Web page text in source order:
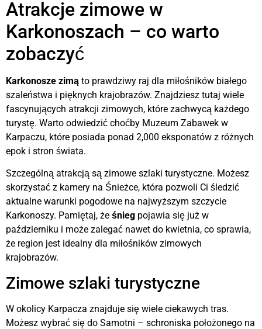
Atrakcje zimowe w
Karkonoszach – co warto
zobaczyć
Karkonosze zimą to prawdziwy raj dla miłośników białego
szaleństwa i pięknych krajobrazów. Znajdziesz tutaj wiele
fascynujących atrakcji zimowych, które zachwycą każdego
turystę. Warto odwiedzić choćby Muzeum Zabawek w
Karpaczu, które posiada ponad 2,000 eksponatów z różnych
epok i stron świata.
Szczególną atrakcją są zimowe szlaki turystyczne. Możesz
skorzystać z kamery na Śnieżce, która pozwoli Ci śledzić
aktualne warunki pogodowe na najwyższym szczycie
Karkonoszy. Pamiętaj, że śnieg pojawia się już w
październiku i może zalegać nawet do kwietnia, co sprawia,
że region jest idealny dla miłośników zimowych
krajobrazów.
Zimowe szlaki turystyczne
W okolicy Karpacza znajduje się wiele ciekawych tras.
Możesz wybrać się do Samotni – schroniska położonego na